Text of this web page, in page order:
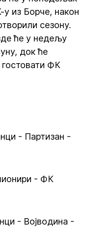
из Борче, након
сезону.
ће у недељу
док ће
гостовати ФК
- Партизан -
- ФК
- Војводина -